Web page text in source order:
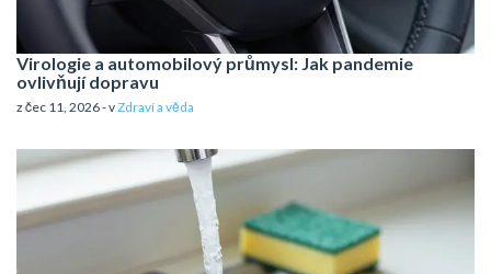
Virologie a automobilový průmysl: Jak pandemie
ovlivňují dopravu
z čec 11, 2026 - vZdraví a věda